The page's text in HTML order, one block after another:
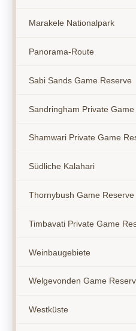
Marakele Nationalpark
Panorama-Route
Sabi Sands Game Reserve
Sandringham Private
Shamwari Private Game
Südliche Kalahari
Thornybush Game Reserve
Timbavati Private Game
Weinbaugebiete
Welgevonden Game
Westküste